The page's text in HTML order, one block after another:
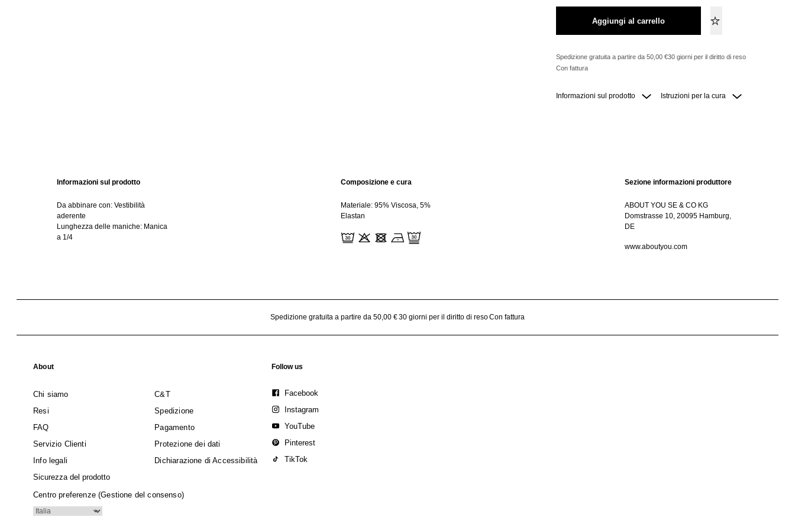
Aggiungi al carrello
Spedizione gratuita a partire da 50,00 €30 giorni per il diritto di reso
Con fattura
Informazioni sul prodotto Istruzioni per la cura
Informazioni sul prodotto
Da abbinare con: Vestibilità
aderente
Lunghezza delle maniche: Manica
a 1/4
Composizione e cura
Materiale: 95% Viscosa, 5%
Elastan
Sezione informazioni produttore
ABOUT YOU SE & CO KG
Domstrasse 10, 20095 Hamburg,
DE
www.aboutyou.com
Spedizione gratuita a partire da 50,00 €30 giorni per il diritto di resoCon fattura
About
Chi siamo
C&T
Resi
Spedizione
FAQ
Pagamento
Servizio Clienti
Protezione dei dati
Info legali
Dichiarazione di Accessibilità
Sicurezza del prodotto
Centro preferenze (Gestione del consenso)
Follow us
Facebook
Instagram
YouTube
Pinterest
TikTok